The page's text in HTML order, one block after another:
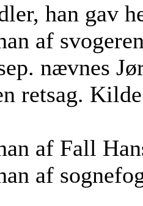
han gav
af
nævnes
retsag.
af Fall
af